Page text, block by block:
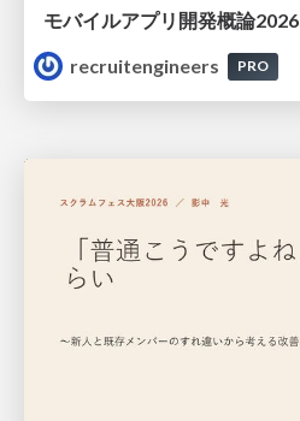
モバイルアプリ開発概論2026
recruitengineers
PRO